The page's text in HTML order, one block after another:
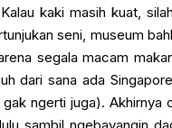
kaki masih kuat,
seni, museum
segala macam
dari sana ada
ngerti juga).
sambil ngebayangin